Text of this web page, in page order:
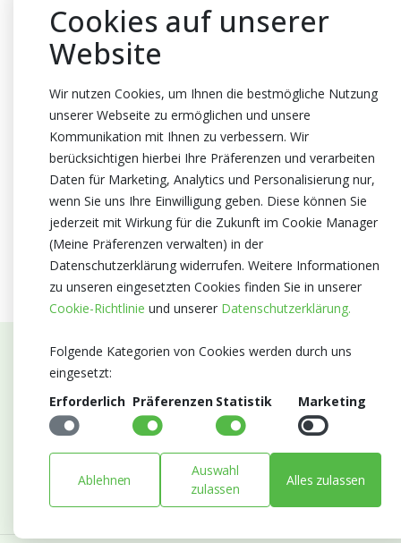
Abonnieren Sie unseren Newsletter
Bleiben Sie auf dem Laufenden mit Neuigkeiten und
Entwicklungen von Blumengroßhandel Heyl
Abonnieren
Cookies auf unserer
Website
Wir nutzen Cookies, um Ihnen die bestmögliche Nutzung
unserer Webseite zu ermöglichen und unsere
Kommunikation mit Ihnen zu verbessern. Wir
berücksichtigen hierbei Ihre Präferenzen und verarbeiten
Daten für Marketing, Analytics und Personalisierung nur,
wenn Sie uns Ihre Einwilligung geben. Diese können Sie
jederzeit mit Wirkung für die Zukunft im Cookie Manager
(Meine Präferenzen verwalten) in der
Datenschutzerklärung widerrufen. Weitere Informationen
zu unseren eingesetzten Cookies finden Sie in unserer
Cookie-Richtlinie und unserer Datenschutzerklärung.
Folgende Kategorien von Cookies werden durch uns
eingesetzt:
Erforderlich Präferenzen Statistik Marketing
Ablehnen
Auswahl
zulassen
Alles zulassen